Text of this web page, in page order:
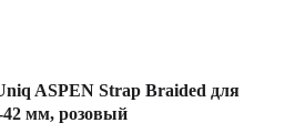
ASPEN Strap Braided для
42 мм, розовый